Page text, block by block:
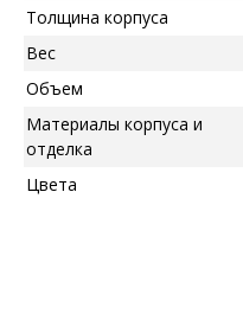
Толщина корпуса
Вес
Объем
Материалы корпуса и
отделка
Цвета